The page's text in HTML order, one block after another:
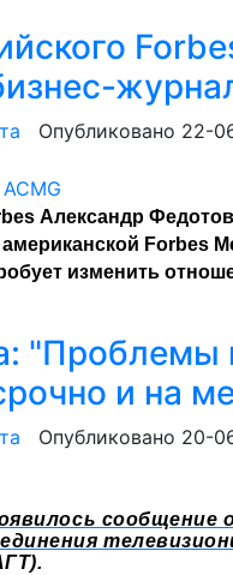
Опубликовано 22-
Александр
Forbes
изменить
"Проблемы
и на
Опубликовано 20-
сообщение